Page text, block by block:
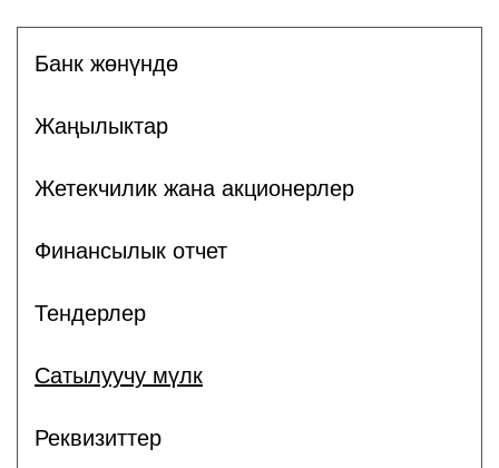
Банк жөнүндө
Жаңылыктар
Жетекчилик жана акционерлер
Финансылык отчет
Тендерлер
Сатылуучу мүлк
Реквизиттер